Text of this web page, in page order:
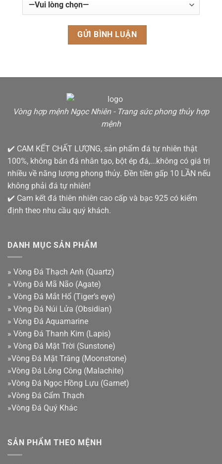
Vòng hợp mệnh Ngọc Nhiên - Trang sức phong thủy hợp
mệnh
✔️ CAM KẾT CHẤT LƯỢNG, sản phẩm đá tự nhiên thật
100%, không bán đá nhân tạo, bột ép đá,...không có giá trị
nhiều về năng lượng phong thủy. Đền tiền gấp 10 LẦN nếu
không phải đá tự nhiên!
✔️ Cam kết đá thiên nhiên cao cấp và bạc 925 có kiểm
định theo nhu cầu quý khách.
DANH MỤC SẢN PHẨM
» Vòng Đá Thạch Anh (Quartz)
» Vòng Đá Mã Não (Agate)
» Vòng Đá Mắt Hổ (Tiger’s eye)
» Vòng Đá Núi Lửa (Obsidian)
» Vòng Đá Aquamarine
» Vòng Đá Thanh Kim (Lapis)
» Vòng Đá Mặt Trời (Sunstone)
»Vòng Đá Mặt Trăng (Moonstone)
»Vòng Đá Lông Công (Malachite)
»Vòng Đá Ngọc Hồng Lựu (Garnet)
»Vòng Đá Cẩm Thạch
»Vòng Đá Quý Khác
SẢN PHẨM THEO MỆNH